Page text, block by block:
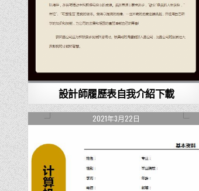
設計師履歷表自我介紹下載
2021年3月22日